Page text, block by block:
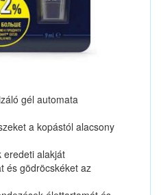
gél automata
a kopástól alacsony
eredeti alakját
és gödröcskéket az